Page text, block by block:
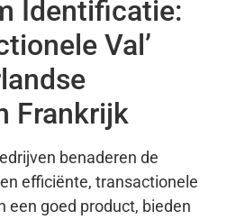
Identificatie:
Val’
Frankrijk
benaderen de
efficiënte, transactionele
een goed product, bieden